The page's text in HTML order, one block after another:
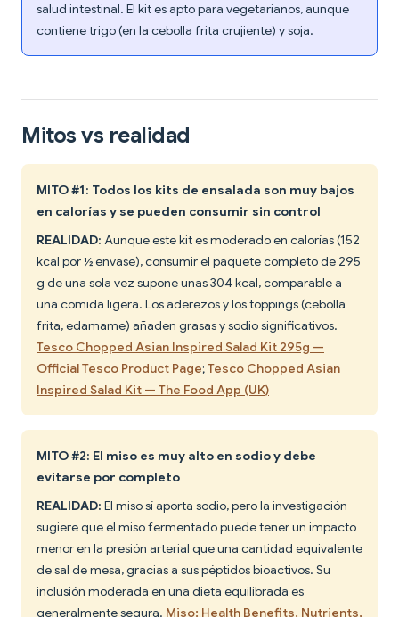
salud intestinal. El kit es apto para vegetarianos, aunque
contiene trigo (en la cebolla frita crujiente) y soja.
Mitos vs realidad
MITO #1: Todos los kits de ensalada son muy bajos
en calorías y se pueden consumir sin control
REALIDAD: Aunque este kit es moderado en calorías (152
kcal por ½ envase), consumir el paquete completo de 295
g de una sola vez supone unas 304 kcal, comparable a
una comida ligera. Los aderezos y los toppings (cebolla
frita, edamame) añaden grasas y sodio significativos.
Tesco Chopped Asian Inspired Salad Kit 295g —
Official Tesco Product Page;Tesco Chopped Asian
Inspired Salad Kit — The Food App (UK)
MITO #2: El miso es muy alto en sodio y debe
evitarse por completo
REALIDAD: El miso sí aporta sodio, pero la investigación
sugiere que el miso fermentado puede tener un impacto
menor en la presión arterial que una cantidad equivalente
de sal de mesa, gracias a sus péptidos bioactivos. Su
inclusión moderada en una dieta equilibrada es
generalmente segura. Miso: Health Benefits, Nutrients,